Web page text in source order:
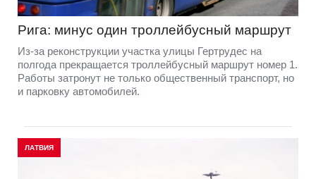
Рига: минус один троллейбусный маршрут
Из-за реконструкции участка улицы Гертрудес на
полгода прекращается троллейбусный маршрут номер 1.
Работы затронут не только общественный транспорт, но
и парковку автомобилей.
ЛАТВИЯ